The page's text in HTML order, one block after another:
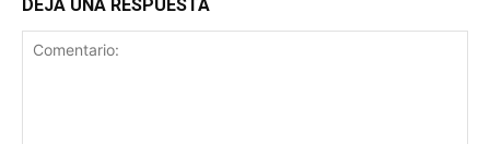
DEJA UNA RESPUESTA